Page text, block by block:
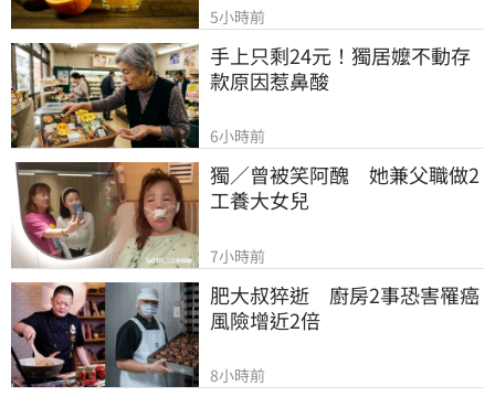
5小時前
手上只剩24元！獨居嬤不動存
款原因惹鼻酸
6小時前
獨／曾被笑阿醜　她兼父職做2
工養大女兒
7小時前
肥大叔猝逝　廚房2事恐害罹癌
風險增近2倍
8小時前